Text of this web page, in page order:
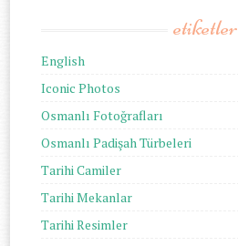
etiketler
English
Iconic Photos
Osmanlı Fotoğrafları
Osmanlı Padişah Türbeleri
Tarihi Camiler
Tarihi Mekanlar
Tarihi Resimler